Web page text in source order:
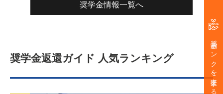
奨学金バンクを支援する
奨学金情報一覧へ
奨学金返還ガイド 人気ランキング